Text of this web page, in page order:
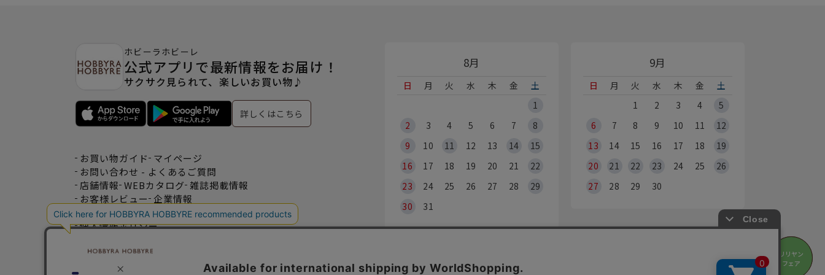
リリヤン
フェア
リリヤン
フェア
8月
日 月 火 水 木 金
土
1
2
3 4 5 6 7
8
9
10 11 12 13 14
15
16
17 18 19 20 21
22
23
24 25 26 27 28
29
30
31
9月
日 月 火 水 木 金
土
1
2 3 4
5
6
7 8 9 10 11
12
13
14 15 16 17 18
19
20
21 22 23 24 25
26
27
28 29 30
※Webからのご注文は、24時間承っております
ホビーラホビーレ
公式アプリで最新情報をお届け！
サクサク見られて、楽しいお買い物♪
詳しくはこちら
お買い物ガイド マイページ
お問い合わせ - よくあるご質問
店舗情報 WEBカタログ 雑誌掲載情報
お客様レビュー 企業情報
特定商取引法表記 利用規約
個人情報ポリシー
おトクな情報♪メルマガ登録